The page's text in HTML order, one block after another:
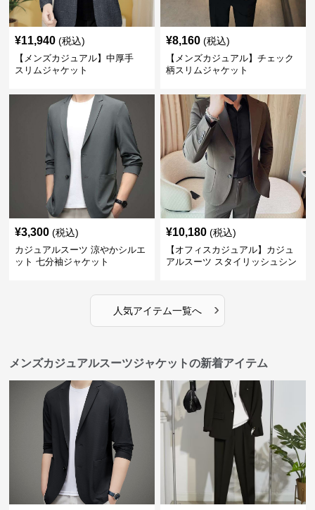
¥11,940 (税込)
【メンズカジュアル】中厚手
スリムジャケット
¥8,160 (税込)
【メンズカジュアル】チェック
柄スリムジャケット
¥3,300 (税込)
カジュアルスーツ 涼やかシルエ
ット 七分袖ジャケット
¥10,180 (税込)
【オフィスカジュアル】カジュ
アルスーツ スタイリッシュシン
人気アイテム一覧へ ›
メンズカジュアルスーツジャケットの新着アイテム